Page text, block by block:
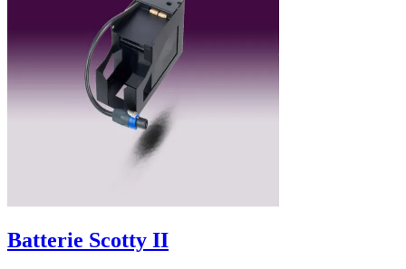
Batterie Scotty II